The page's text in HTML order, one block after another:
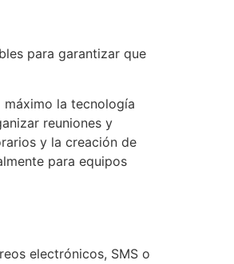
para garantizar que
la tecnología
reuniones y
y la creación de
para equipos
electrónicos, SMS o